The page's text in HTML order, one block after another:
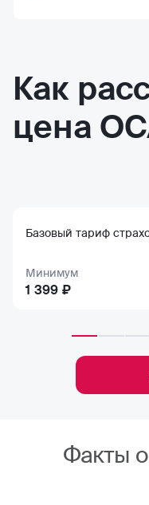
Как
цена
Базовый тариф
Минимум
1 399 ₽
Факты